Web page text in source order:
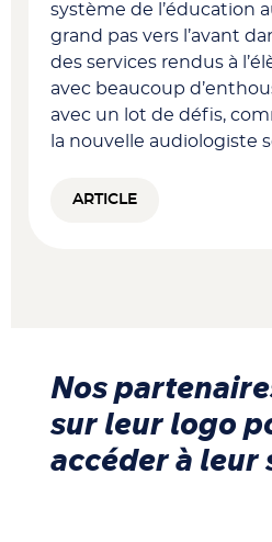
système de l’éducation
grand pas vers l’avant
des services rendus à
avec beaucoup
avec un lot de défis,
la nouvelle audiologiste
ARTICLE
Nos
sur leur logo
accéder à leur